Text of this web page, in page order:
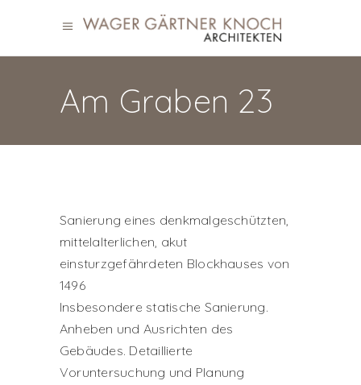
Am Graben 23
Sanierung eines denkmalgeschützten,
mittelalterlichen, akut
einsturzgefährdeten Blockhauses von
1496
Insbesondere statische Sanierung.
Anheben und Ausrichten des
Gebäudes. Detaillierte
Voruntersuchung und Planung